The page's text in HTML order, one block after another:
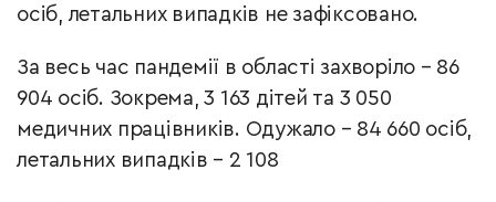
осіб, летальних випадків не зафіксовано.
За весь час пандемії в області захворіло – 86
904 осіб. Зокрема, 3 163 дітей та 3 050
медичних працівників. Одужало – 84 660 осіб,
летальних випадків – 2 108